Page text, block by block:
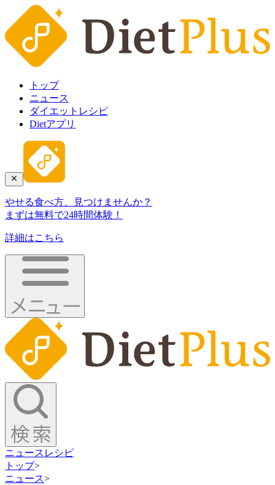
トップ
ニュース
ダイエットレシピ
Dietアプリ
やせる食べ方、見つけませんか？
まずは無料で24時間体験！
詳細はこちら
ニュース レシピ
トップ>
ニュース>